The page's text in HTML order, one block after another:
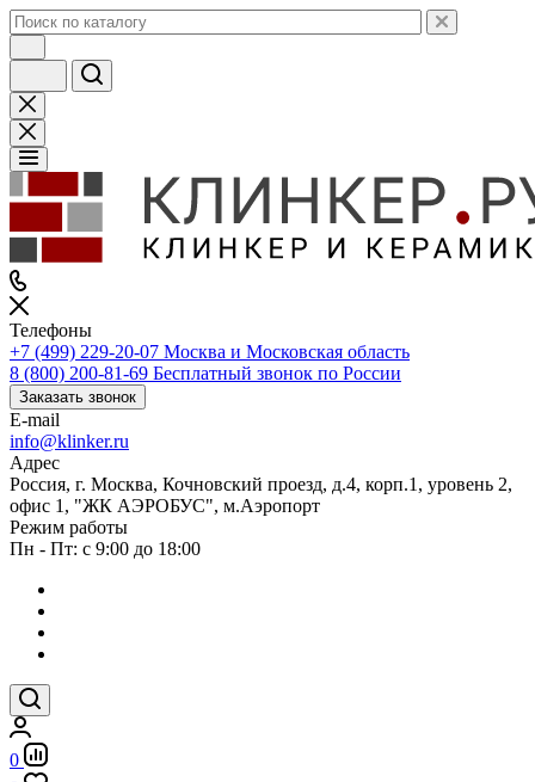
Телефоны
+7 (499) 229-20-07 Москва и Московская область
8 (800) 200-81-69 Бесплатный звонок по России
Заказать звонок
E-mail
info@klinker.ru
Адрес
Россия, г. Москва, Кочновский проезд, д.4, корп.1, уровень 2,
офис 1, "ЖК АЭРОБУС", м.Аэропорт
Режим работы
Пн - Пт: с 9:00 до 18:00
0